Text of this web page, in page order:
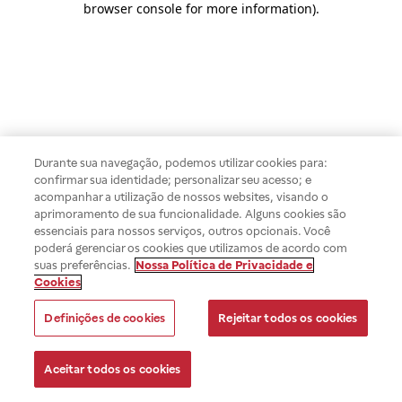
browser console for more information).
Durante sua navegação, podemos utilizar cookies para:
confirmar sua identidade; personalizar seu acesso; e
acompanhar a utilização de nossos websites, visando o
aprimoramento de sua funcionalidade. Alguns cookies são
essenciais para nossos serviços, outros opcionais. Você
poderá gerenciar os cookies que utilizamos de acordo com
suas preferências. Nossa Política de Privacidade e
Cookies
Definições de cookies Rejeitar todos os cookies
Aceitar todos os cookies